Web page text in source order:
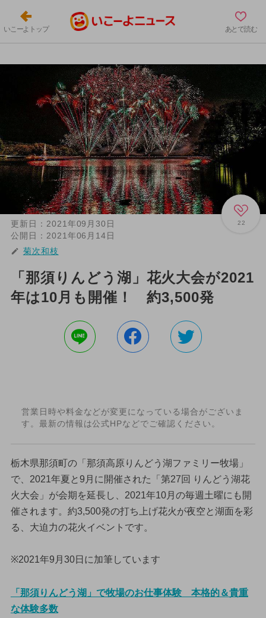
いこーよトップ あとで読む
22
更新日： 2021年09月30日
公開日： 2021年06月14日
菊次和枝
「那須りんどう湖」花火大会が2021
年は10月も開催！ 約3,500発
営業日時や料金などが変更になっている場合がございま
す。最新の情報は公式HPなどでご確認ください。
栃木県那須町の「那須高原りんどう湖ファミリー牧場」
で、2021年夏と9月に開催された「第27回 りんどう湖花
火大会」が会期を延長し、2021年10月の毎週土曜にも開
催されます。約3,500発の打ち上げ花火が夜空と湖面を彩
る、大迫力の花火イベントです。
※2021年9月30日に加筆しています
「那須りんどう湖」で牧場のお仕事体験 本格的＆貴重
な体験多数